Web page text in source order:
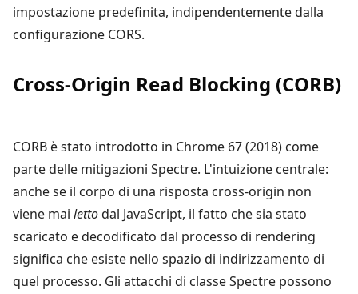
impostazione predefinita, indipendentemente dalla
configurazione CORS.
Cross-Origin Read Blocking (CORB)
CORB è stato introdotto in Chrome 67 (2018) come
parte delle mitigazioni Spectre. L'intuizione centrale:
anche se il corpo di una risposta cross-origin non
viene mai lettodal JavaScript, il fatto che sia stato
scaricato e decodificato dal processo di rendering
significa che esiste nello spazio di indirizzamento di
quel processo. Gli attacchi di classe Spectre possono